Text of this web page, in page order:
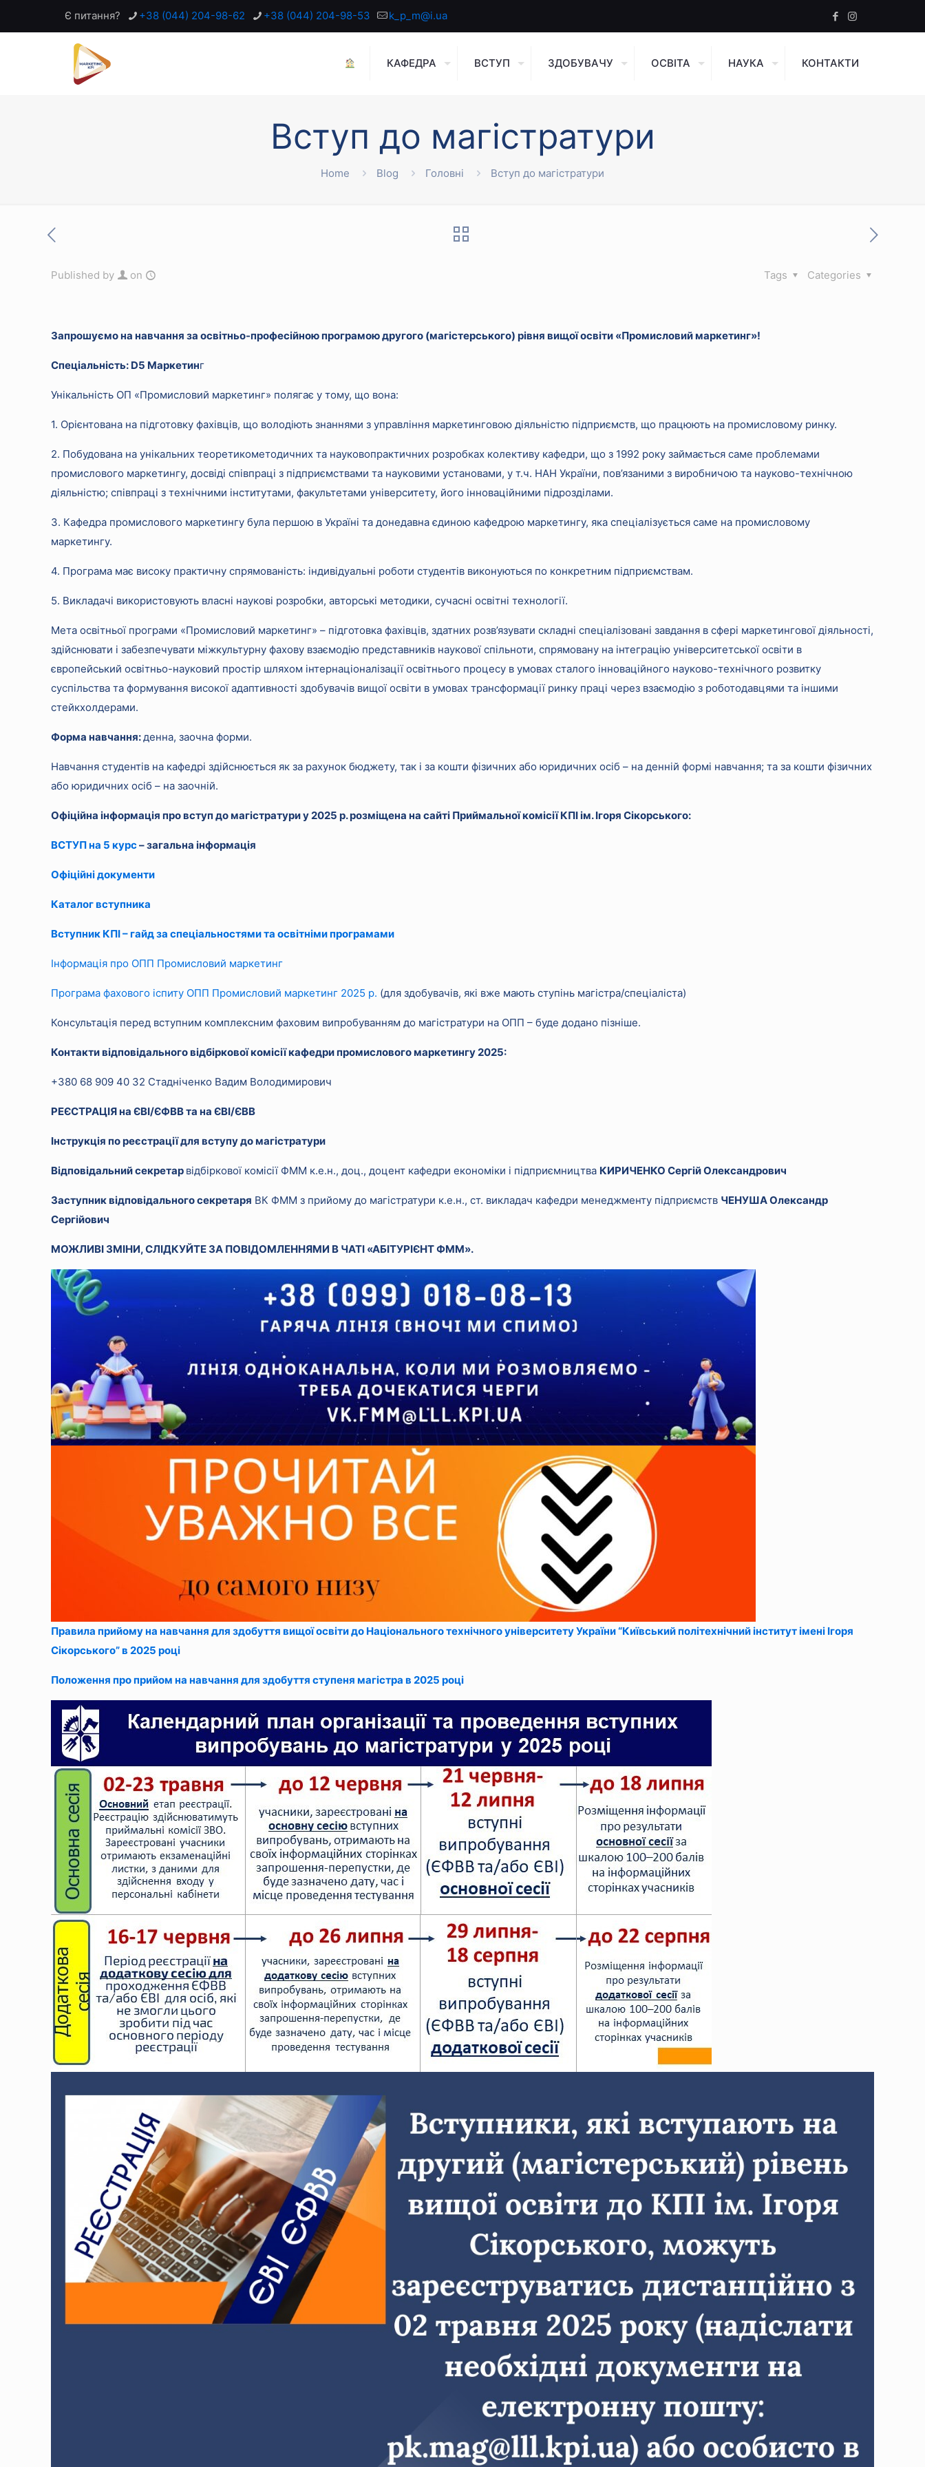
Є питання? +38 (044) 204-98-62 +38 (044) 204-98-53 k_p_m@i.ua
КАФЕДРА ВСТУП ЗДОБУВАЧУ ОСВІТА НАУКА КОНТАКТИ
Вступ до магістратури
Home Blog Головні Вступ до магістратури
Published by on Categories
Tags
Запрошуємо на навчання за освітньо-професійною програмою другого (магістерського) рівня вищої освіти «Промисловий маркетинг»!
Спеціальність: D5 Маркетинг
Унікальність ОП «Промисловий маркетинг» полягає у тому, що вона:
1. Орієнтована на підготовку фахівців, що володіють знаннями з управління маркетинговою діяльністю підприємств, що працюють на промисловому ринку.
2. Побудована на унікальних теоретикометодичних та науковопрактичних розробках колективу кафедри, що з 1992 року займається саме проблемами
промислового маркетингу, досвіді співпраці з підприємствами та науковими установами, у т.ч. НАН України, пов’язаними з виробничою та науково-технічною
діяльністю; співпраці з технічними інститутами, факультетами університету, його інноваційними підрозділами.
3. Кафедра промислового маркетингу була першою в Україні та донедавна єдиною кафедрою маркетингу, яка спеціалізується саме на промисловому
маркетингу.
4. Програма має високу практичну спрямованість: індивідуальні роботи студентів виконуються по конкретним підприємствам.
5. Викладачі використовують власні наукові розробки, авторські методики, сучасні освітні технології.
Мета освітньої програми «Промисловий маркетинг» – підготовка фахівців, здатних розв’язувати складні спеціалізовані завдання в сфері маркетингової діяльності,
здійснювати і забезпечувати міжкультурну фахову взаємодію представників наукової спільноти, спрямовану на інтеграцію університетської освіти в
європейський освітньо-науковий простір шляхом інтернаціоналізації освітнього процесу в умовах сталого інноваційного науково-технічного розвитку
суспільства та формування високої адаптивності здобувачів вищої освіти в умовах трансформації ринку праці через взаємодію з роботодавцями та іншими
стейкхолдерами.
Форма навчання:денна, заочна форми.
Навчання студентів на кафедрі здійснюється як за рахунок бюджету, так і за кошти фізичних або юридичних осіб – на денній формі навчання; та за кошти фізичних
або юридичних осіб – на заочній.
Офіційна інформація про вступ до магістратури у 2025 р. розміщена на сайті Приймальної комісії КПІ ім. Ігоря Сікорського:
ВСТУП на 5 курс– загальна інформація
Офіційні документи
Каталог вступника
Вступник КПІ – гайд за спеціальностями та освітніми програмами
Інформація про ОПП Промисловий маркетинг
Програма фахового іспиту ОПП Промисловий маркетинг 2025 р. (для здобувачів, які вже мають ступінь магістра/спеціаліста)
Консультація перед вступним комплексним фаховим випробуванням до магістратури на ОПП – буде додано пізніше.
Контакти відповідального відбіркової комісії кафедри промислового маркетингу 2025:
+380 68 909 40 32 Стадніченко Вадим Володимирович
РЕЄСТРАЦІЯ на ЄВІ/ЄФВВ та на ЄВІ/ЄВВ
Інструкція по реєстрації для вступу до магістратури
Відповідальний секретар відбіркової комісії ФММ к.е.н., доц., доцент кафедри економіки і підприємництва КИРИЧЕНКО Сергій Олександрович
Заступник відповідального секретаря ВК ФММ з прийому до магістратури к.е.н., ст. викладач кафедри менеджменту підприємств ЧЕНУША Олександр
Сергійович
МОЖЛИВІ ЗМІНИ, СЛІДКУЙТЕ ЗА ПОВІДОМЛЕННЯМИ В ЧАТІ «АБІТУРІЄНТ ФММ».
Правила прийому на навчання для здобуття вищої освіти до Національного технічного університету України “Київський політехнічний інститут імені Ігоря
Сікорського” в 2025 році
Положення про прийом на навчання для здобуття ступеня магістра в 2025 році